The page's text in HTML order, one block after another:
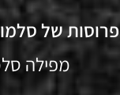
פרוסות של
מפילה